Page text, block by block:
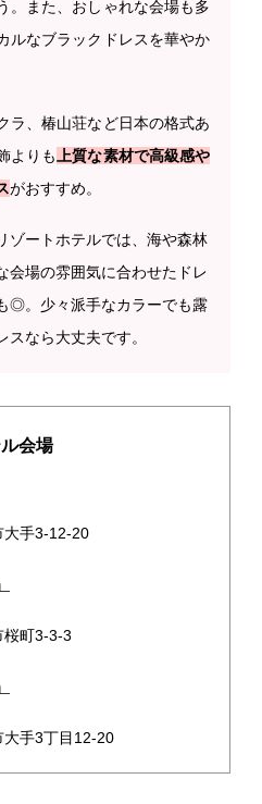
。また、おしゃれな会場も多
ルなブラックドレスを華やか
ラ、椿山荘など日本の格式あ
よりも
上質な素材で高級感や
がおすすめ。
ゾートホテルでは、海や森林
会場の雰囲気に合わせたドレ
◎。少々派手なカラーでも露
なら大丈夫です。
会場
大手3-12-20
桜町3-3-3
手3丁目12-20